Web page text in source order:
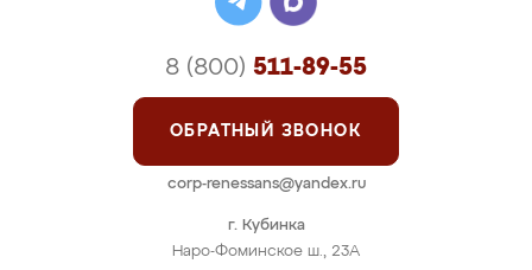
г. Кубинка
Наро-Фоминское ш., 23А
8 (800) 511-89-55
ОБРАТНЫЙ ЗВОНОК
corp-renessans@yandex.ru